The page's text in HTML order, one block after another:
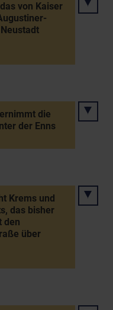
von Kaiser
die
der Enns
Krems und
das bisher
den
über